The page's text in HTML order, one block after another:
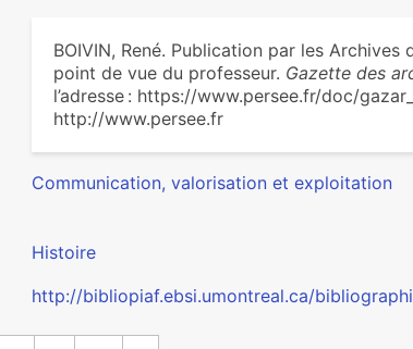
BOIVIN, René. Publication par les Archives
point de vue du professeur. Gazette des
l’adresse : https://www.persee.fr/doc/
http://www.persee.fr
Communication, valorisation et exploitation
Histoire
http://bibliopiaf.ebsi.umontreal.ca/